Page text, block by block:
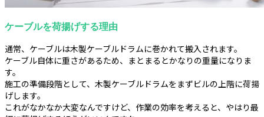
ケーブルを荷揚げする理由
通常、ケーブルは木製ケーブルドラムに巻かれて搬入されます。
ケーブル自体に重さがあるため、まとまるとかなりの重量になりま
す。
施工の準備段階として、木製ケーブルドラムをまずビルの上階に荷揚
げします。
これがなかなか大変なんですけど、作業の効率を考えると、やはり最